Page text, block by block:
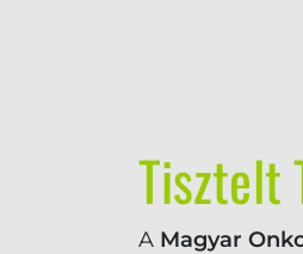
Tisztelt
A Magyar